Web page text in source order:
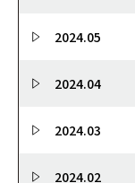
2024.05
2024.04
2024.03
2024.02